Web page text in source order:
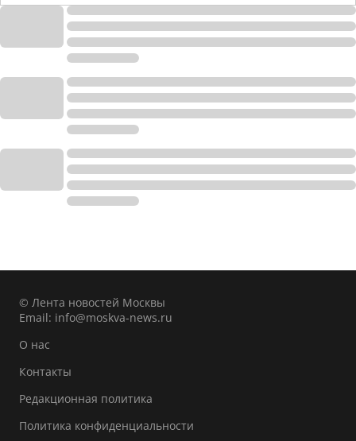
© Лента новостей Москвы
Email: info@moskva-news.ru
О нас
Контакты
Редакционная политика
Политика конфиденциальности